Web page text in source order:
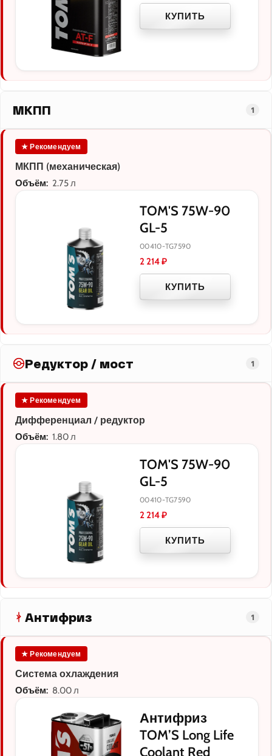
КУПИТЬ
МКПП 1
★ Рекомендуем
МКПП (механическая)
Объём: 2.75 л
TOM'S 75W-90
GL-5
00410-TG7590
2 214₽
КУПИТЬ
Редуктор / мост 1
★ Рекомендуем
Дифференциал / редуктор
Объём: 1.80 л
TOM'S 75W-90
GL-5
00410-TG7590
2 214₽
КУПИТЬ
Антифриз 1
★ Рекомендуем
Система охлаждения
Объём: 8.00 л
Антифриз
TOM’S Long Life
Coolant Red